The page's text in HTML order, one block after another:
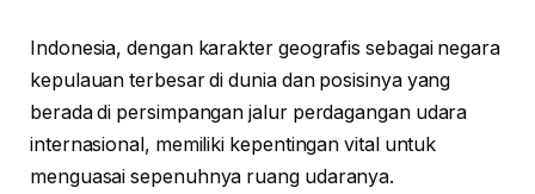
Indonesia, dengan karakter geografis sebagai negara
kepulauan terbesar di dunia dan posisinya yang
berada di persimpangan jalur perdagangan udara
internasional, memiliki kepentingan vital untuk
menguasai sepenuhnya ruang udaranya.